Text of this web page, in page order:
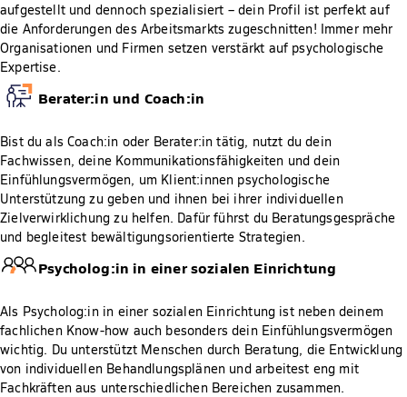
aufgestellt und dennoch spezialisiert – dein Profil ist perfekt auf
die Anforderungen des Arbeitsmarkts zugeschnitten! Immer mehr
Organisationen und Firmen setzen verstärkt auf psychologische
Expertise.
Berater:in und Coach:in
Bist du als Coach:in oder Berater:in tätig, nutzt du dein
Fachwissen, deine Kommunikationsfähigkeiten und dein
Einfühlungsvermögen, um Klient:innen psychologische
Unterstützung zu geben und ihnen bei ihrer individuellen
Zielverwirklichung zu helfen. Dafür führst du Beratungsgespräche
und begleitest bewältigungsorientierte Strategien.
Psycholog:in in einer sozialen Einrichtung
Als Psycholog:in in einer sozialen Einrichtung ist neben deinem
fachlichen Know-how auch besonders dein Einfühlungsvermögen
wichtig. Du unterstützt Menschen durch Beratung, die Entwicklung
von individuellen Behandlungsplänen und arbeitest eng mit
Fachkräften aus unterschiedlichen Bereichen zusammen.